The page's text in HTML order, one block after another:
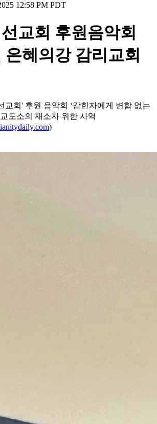
12:58 PM PDT
교회 후원음악회
은혜의강 감리교회
교회' 후원 음악회 ‘갇힌자에게 변함 없는
도소의 재소자 위한 사역
)